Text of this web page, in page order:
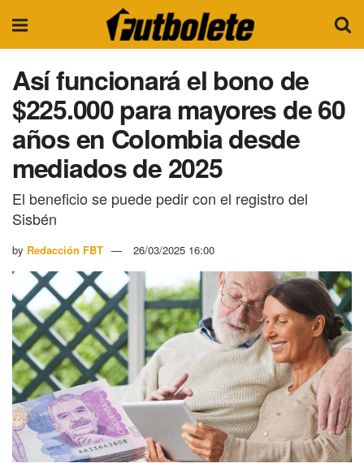
Así funcionará el bono de
$225.000 para mayores de 60
años en Colombia desde
mediados de 2025
El beneficio se puede pedir con el registro del
Sisbén
by Redacción FBT 26/03/2025 16:00